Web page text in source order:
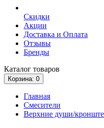
Скидки
Акции
Доставка и Оплата
Отзывы
Бренды
Каталог товаров
Корзина: 0
Главная
Смесители
Верхние души/